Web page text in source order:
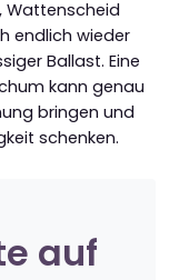
Wattenscheid
endlich wieder
Ballast. Eine
kann genau
bringen und
schenken.
auf